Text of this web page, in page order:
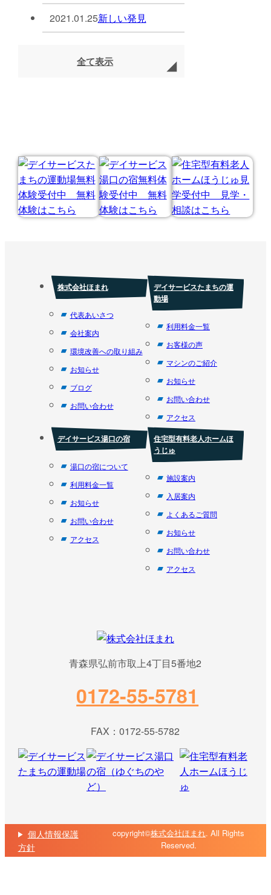
2021.01.25新しい発見
全て表示
株式会社ほまれ
代表あいさつ
会社案内
環境改善への取り組み
お知らせ
ブログ
お問い合わせ
デイサービスたまちの運
動場
利用料金一覧
お客様の声
マシンのご紹介
お知らせ
お問い合わせ
アクセス
デイサービス湯口の宿
湯口の宿について
利用料金一覧
お知らせ
お問い合わせ
アクセス
住宅型有料老人ホームほ
うじゅ
施設案内
入居案内
よくあるご質問
お知らせ
お問い合わせ
アクセス
青森県弘前市取上4丁目5番地2
0172-55-5781
FAX：0172-55-5782
個人情報保護
方針
copyright©株式会社ほまれ. All Rights
Reserved.